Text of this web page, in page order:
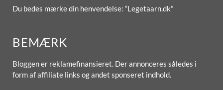
Du bedes mærke din henvendelse: “Legetaarn.dk”
BEMÆRK
Bloggen er reklamefinansieret. Der annonceres således i
form af affiliate links og andet sponseret indhold.